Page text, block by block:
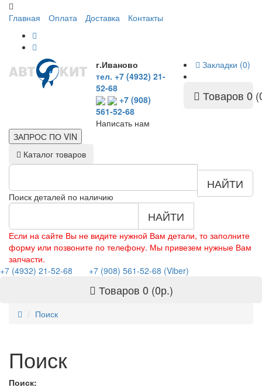
Главная Оплата Доставка Контакты
г.Иваново
тел. +7 (4932) 21-
52-68
+7 (908)
561-52-68
Написать нам
Закладки (0)
Товаров 0
ЗАПРОС ПО VIN
Каталог товаров
Поиск деталей по наличию
НАЙТИ
НАЙТИ
Если на сайте Вы не видите нужной Вам детали, то заполните
форму или позвоните по телефону. Мы привезем нужные Вам
запчасти.
+7 (4932) 21-52-68
+7 (908) 561-52-68 (Viber)
Товаров 0 (0р.)
Поиск
Поиск
Поиск: